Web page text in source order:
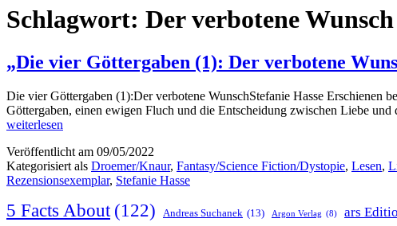
Schlagwort: Der verbotene Wunsch
„Die vier Göttergaben (1): Der verbotene
Die vier Göttergaben (1):Der verbotene WunschStefanie Hasse Erschienen
Göttergaben, einen ewigen Fluch und die Entscheidung zwischen Liebe
weiterlesen
Veröffentlicht am 09/05/2022
Kategorisiert als Droemer/Knaur, Fantasy/Science Fiction/Dystopie, Lesen,
Rezensionsexemplar, Stefanie Hasse
5 Facts About (122) Andreas Suchanek (13) Argon Verlag (8) ars